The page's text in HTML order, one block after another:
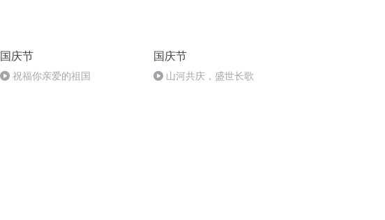
国庆节
祝福你亲爱的祖国
国庆节
山河共庆，盛世长歌